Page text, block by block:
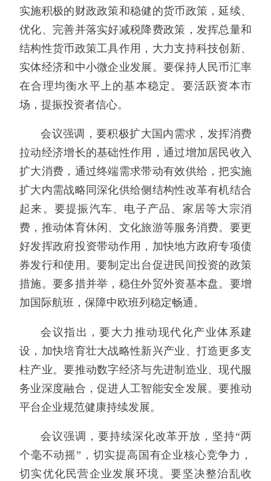
实施积极的财政政策和稳健的货币政策，延续、
优化、完善并落实好减税降费政策，发挥总量和
结构性货币政策工具作用，大力支持科技创新、
实体经济和中小微企业发展。要保持人民币汇率
在合理均衡水平上的基本稳定。要活跃资本市
场，提振投资者信心。
会议强调，要积极扩大国内需求，发挥消费
拉动经济增长的基础性作用，通过增加居民收入
扩大消费，通过终端需求带动有效供给，把实施
扩大内需战略同深化供给侧结构性改革有机结合
起来。要提振汽车、电子产品、家居等大宗消
费，推动体育休闲、文化旅游等服务消费。要更
好发挥政府投资带动作用，加快地方政府专项债
券发行和使用。要制定出台促进民间投资的政策
措施。要多措并举，稳住外贸外资基本盘。要增
加国际航班，保障中欧班列稳定畅通。
会议指出，要大力推动现代化产业体系建
设，加快培育壮大战略性新兴产业、打造更多支
柱产业。要推动数字经济与先进制造业、现代服
务业深度融合，促进人工智能安全发展。要推动
平台企业规范健康持续发展。
会议强调，要持续深化改革开放，坚持“两
个毫不动摇”，切实提高国有企业核心竞争力，
切实优化民营企业发展环境。要坚决整治乱收